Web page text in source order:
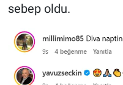
sebep oldu.